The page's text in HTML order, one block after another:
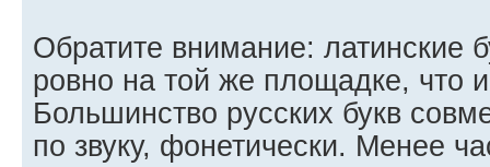
Обратите внимание: латинские
ровно на той же площадке, что
Большинство русских букв
по звуку, фонетически. Менее